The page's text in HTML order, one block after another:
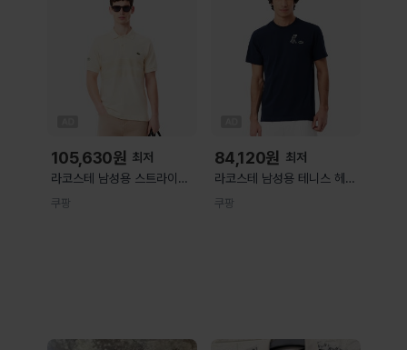
105,630원 최저
라코스테 남성용 스트라이프
폴로 면 반팔 티셔츠
쿠팡
84,120원 최저
라코스테 남성용 테니스 헤리
티지 그래픽 반팔 티셔츠
쿠팡